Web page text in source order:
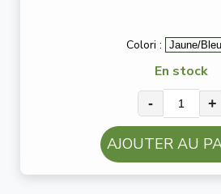
Colori :
En stock
- +
AJOUTER AU